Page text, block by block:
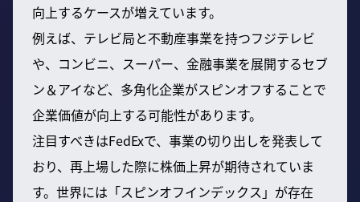
向上するケースが増えています。
例えば、テレビ局と不動産事業を持つフジテレビ
や、コンビニ、スーパー、金融事業を展開するセブ
ン＆アイなど、多角化企業がスピンオフすることで
企業価値が向上する可能性があります。
注目すべきはFedExで、事業の切り出しを発表して
おり、再上場した際に株価上昇が期待されていま
す。世界には「スピンオフインデックス」が存在